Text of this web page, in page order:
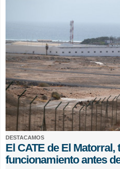
DESTACAMOS
El CATE de El
funcionamiento antes